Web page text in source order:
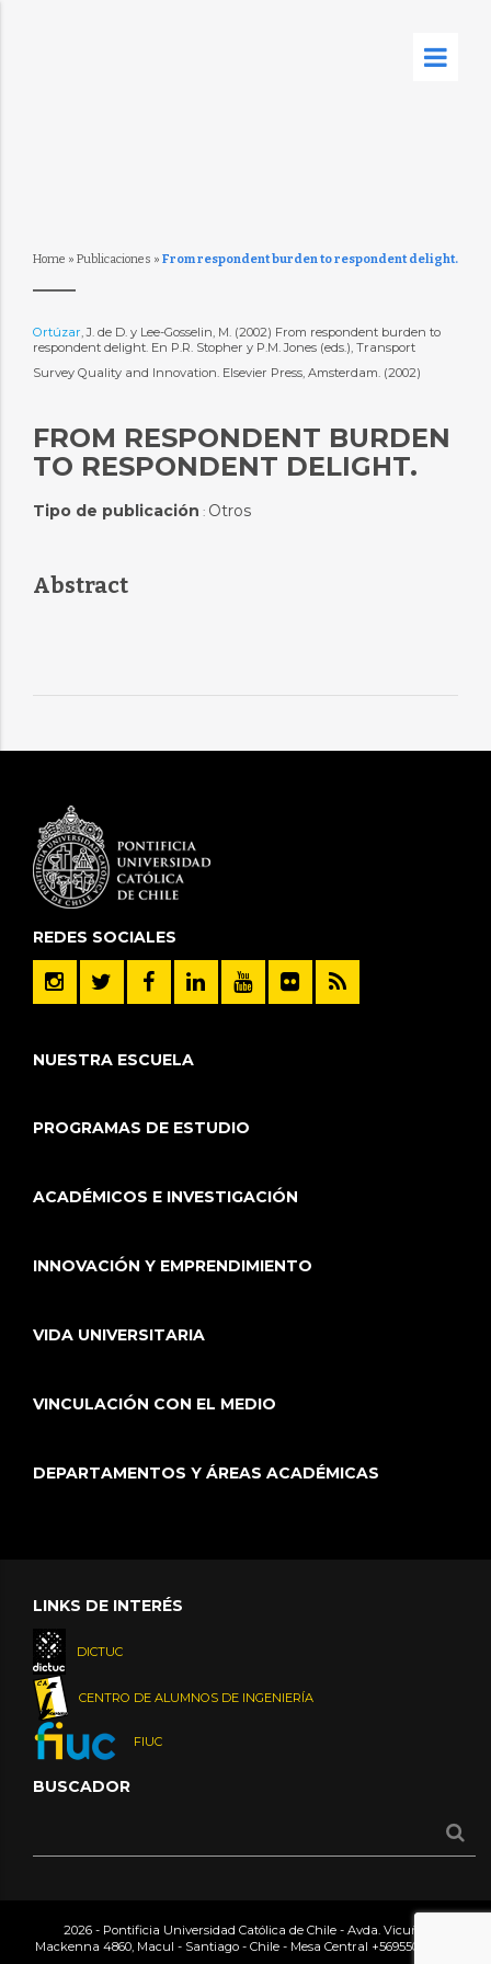
Home » Publicaciones » From respondent burden to respondent delight.
Ortúzar, J. de D. y Lee-Gosselin, M. (2002) From respondent burden to
respondent delight. En P.R. Stopher y P.M. Jones (eds.), Transport
Survey Quality and Innovation. Elsevier Press, Amsterdam. (2002)
FROM RESPONDENT BURDEN
TO RESPONDENT DELIGHT.
Tipo de publicación : Otros
Abstract
REDES SOCIALES
NUESTRA ESCUELA
PROGRAMAS DE ESTUDIO
ACADÉMICOS E INVESTIGACIÓN
INNOVACIÓN Y EMPRENDIMIENTO
VIDA UNIVERSITARIA
VINCULACIÓN CON EL MEDIO
DEPARTAMENTOS Y ÁREAS ACADÉMICAS
LINKS DE INTERÉS
DICTUC
CENTRO DE ALUMNOS DE INGENIERÍA
FIUC
BUSCADOR
2026 - Pontificia Universidad Católica de Chile - Avda. Vicuña
Mackenna 4860, Macul - Santiago - Chile - Mesa Central +56955042000